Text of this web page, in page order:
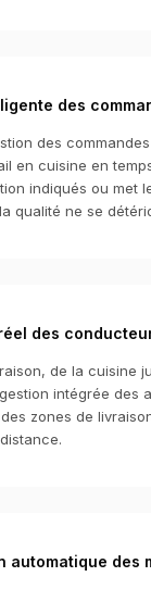
des
des
en cuisine en
indiqués ou met
qualité ne se
des
de la cuisine
intégrée des
zones de
automatique des